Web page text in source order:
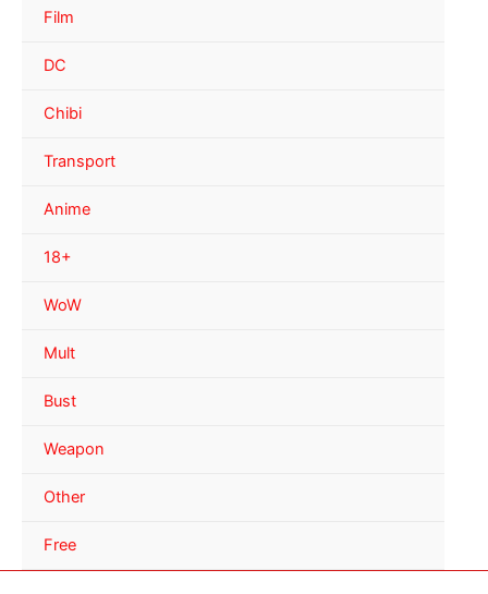
Film
DC
Chibi
Transport
Anime
18+
WoW
Mult
Bust
Weapon
Other
Free